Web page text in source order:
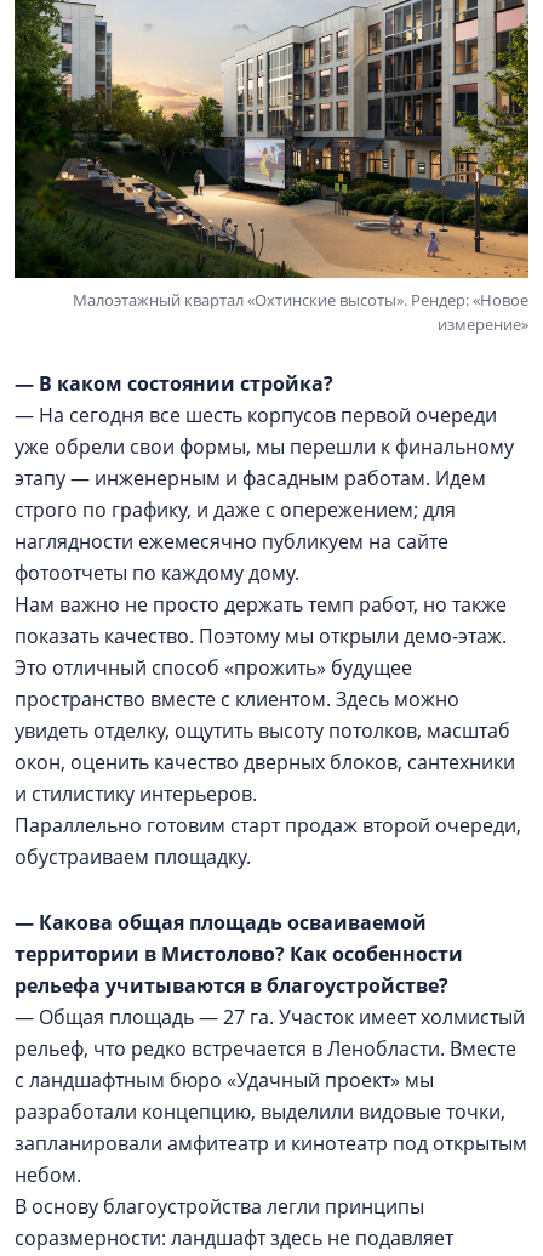
Малоэтажный квартал «Охтинские высоты». Рендер: «Новое
измерение»
— В каком состоянии стройка?
— На сегодня все шесть корпусов первой очереди
уже обрели свои формы, мы перешли к финальному
этапу — инженерным и фасадным работам. Идем
строго по графику, и даже с опережением; для
наглядности ежемесячно публикуем на сайте
фотоотчеты по каждому дому.
Нам важно не просто держать темп работ, но также
показать качество. Поэтому мы открыли демо-этаж.
Это отличный способ «прожить» будущее
пространство вместе с клиентом. Здесь можно
увидеть отделку, ощутить высоту потолков, масштаб
окон, оценить качество дверных блоков, сантехники
и стилистику интерьеров.
Параллельно готовим старт продаж второй очереди,
обустраиваем площадку.
— Какова общая площадь осваиваемой
территории в Мистолово? Как особенности
рельефа учитываются в благоустройстве?
— Общая площадь — 27 га. Участок имеет холмистый
рельеф, что редко встречается в Ленобласти. Вместе
с ландшафтным бюро «Удачный проект» мы
разработали концепцию, выделили видовые точки,
запланировали амфитеатр и кинотеатр под открытым
небом.
В основу благоустройства легли принципы
соразмерности: ландшафт здесь не подавляет